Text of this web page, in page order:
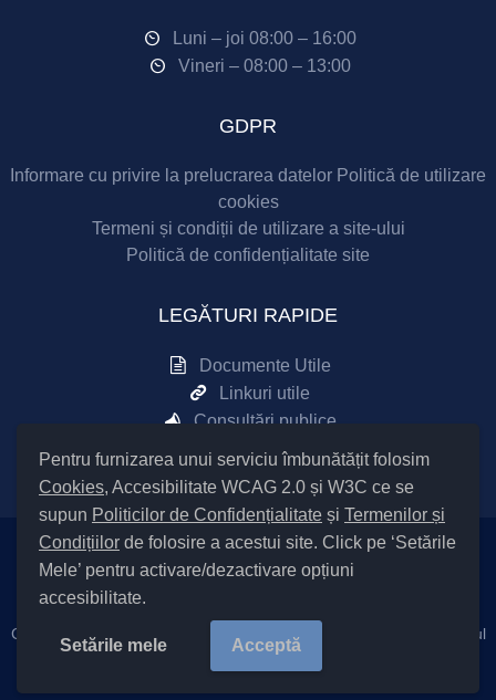
Pentru furnizarea unui serviciu îmbunătățit folosim
Cookies, Accesibilitate WCAG 2.0 și W3C ce se
supun Politicilor de Confidențialitate și Termenilor și
Condițiilor de folosire a acestui site. Click pe ‘Setările
Mele’ pentru activare/dezactivare opțiuni
accesibilitate.
Setările mele Acceptă
Luni – joi 08:00 – 16:00
Vineri – 08:00 – 13:00
GDPR
Informare cu privire la prelucrarea datelor Politică de utilizare
cookies
Termeni și condiții de utilizare a site-ului
Politică de confidențialitate site
LEGĂTURI RAPIDE
Documente Utile
Linkuri utile
Consultări publice
Sesizări online
Setări Cookies și Accesibilitate
Cod Județ 4 / Județul Bacău / Tipul UAT – 14 – C – Comună / Codul
SIRUTA al Unității Administrativ Teritoriale COMUNA 26353 /